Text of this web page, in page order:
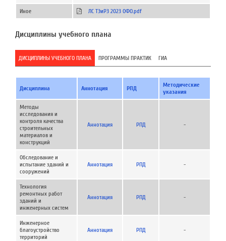
Иное ЛС ТЭиРЗ 2023 ОФО.pdf
Дисциплины учебного плана
ДИСЦИПЛИНЫ УЧЕБНОГО ПЛАНА ПРОГРАММЫ ПРАКТИК ГИА
Дисциплина Аннотация РПД
Методические
указания
Методы
исследования и
контроля качества
строительных
материалов и
конструкций
Аннотация РПД -
Обследование и
испытание зданий и
сооружений
Аннотация РПД -
Технология
ремонтных работ
зданий и
инженерных систем
Аннотация РПД -
Инженерное
благоустройство
территорий
Аннотация РПД -